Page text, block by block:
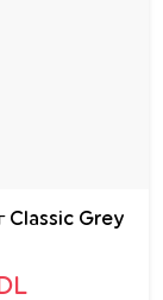
Classic Grey